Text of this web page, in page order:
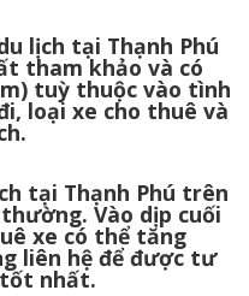
lịch tại Thạnh Phú
tham khảo và có
tuỳ thuộc vào tình
loại xe cho thuê và
tại Thạnh Phú trên
Vào dịp cuối
xe có thể tăng
liên hệ để được tư
nhất.